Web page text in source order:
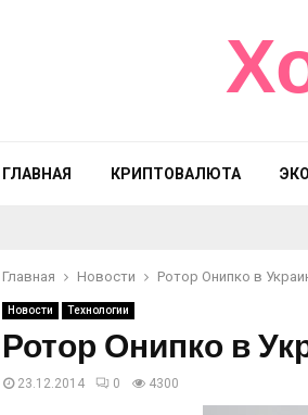
ГЛАВНАЯ КРИПТОВАЛЮТА
Главная Новости Ротор Онипко в
Новости Технологии
Ротор Онипко в
23.12.2014 0 4300